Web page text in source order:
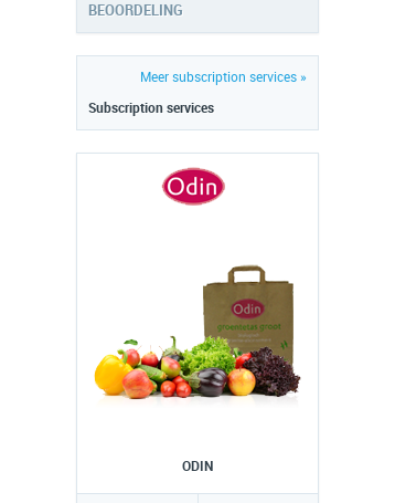
BEOORDELING
Meer subscription services »
Subscription services
ODIN